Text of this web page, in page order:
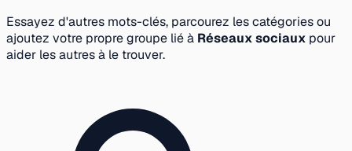
Essayez d'autres mots-clés, parcourez les catégories ou
ajoutez votre propre groupe lié à Réseaux sociaux pour
aider les autres à le trouver.